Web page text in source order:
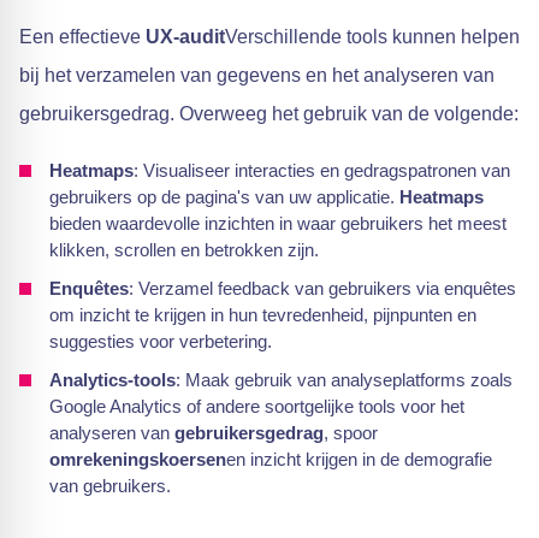
Een effectieve UX-auditVerschillende tools kunnen helpen
bij het verzamelen van gegevens en het analyseren van
gebruikersgedrag. Overweeg het gebruik van de volgende:
Heatmaps: Visualiseer interacties en gedragspatronen van
gebruikers op de pagina's van uw applicatie. Heatmaps
bieden waardevolle inzichten in waar gebruikers het meest
klikken, scrollen en betrokken zijn.
Enquêtes: Verzamel feedback van gebruikers via enquêtes
om inzicht te krijgen in hun tevredenheid, pijnpunten en
suggesties voor verbetering.
Analytics-tools: Maak gebruik van analyseplatforms zoals
Google Analytics of andere soortgelijke tools voor het
analyseren van gebruikersgedrag, spoor
omrekeningskoersenen inzicht krijgen in de demografie
van gebruikers.